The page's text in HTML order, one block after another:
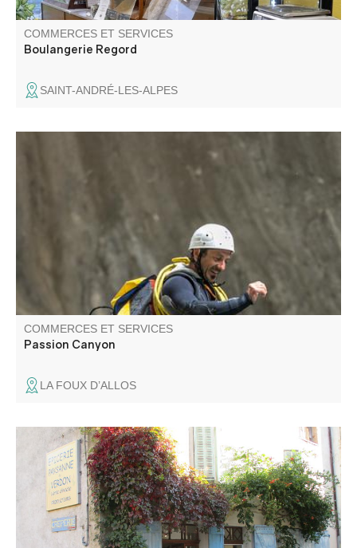
COMMERCES ET SERVICES
Boulangerie Regord
SAINT-ANDRÉ-LES-ALPES
L’équipe de Passion Canyon vous propose différentes
activités de pleine nature dans toute la Vallée du Verdon,
COMMERCES ET SERVICES
Passion Canyon
LA FOUX D’ALLOS
Les agriculteurs vous accueillent et vous proposent en
vente directe des produits de leurs exploitations : vin,
miel, fromage, biscuit, viande, bière, légume, plat à
emporter, huile d'olive, sirop, safran et dérivés, huile
essentielle et cosmétiques...